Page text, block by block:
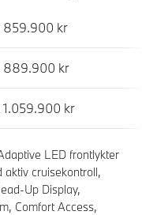
859.900 kr
889.900 kr
1.059.900 kr
LED frontlykter
aktiv cruisekontroll,
Up Display,
Comfort Access,